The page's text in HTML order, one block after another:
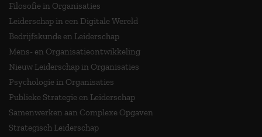
Filosofie in Organisaties
Leiderschap in een Digitale Wereld
Bedrijfskunde en Leiderschap
Mens- en Organisatieontwikkeling
Nieuw Leiderschap in Organisaties
Psychologie in Organisaties
Publieke Strategie en Leiderschap
Samenwerken aan Complexe Opgaven
Strategisch Leiderschap